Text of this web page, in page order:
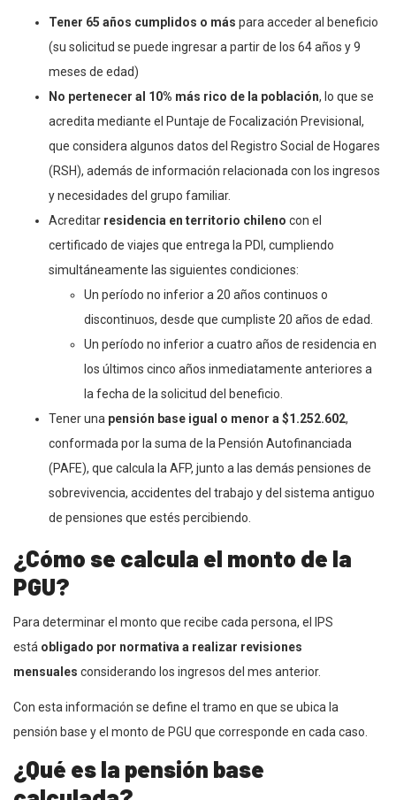
Tener 65 años cumplidos o más para acceder al beneficio
(su solicitud se puede ingresar a partir de los 64 años y 9
meses de edad)
No pertenecer al 10% más rico de la población, lo que se
acredita mediante el Puntaje de Focalización Previsional,
que considera algunos datos del Registro Social de Hogares
(RSH), además de información relacionada con los ingresos
y necesidades del grupo familiar.
Acreditar residencia en territorio chileno con el
certificado de viajes que entrega la PDI, cumpliendo
simultáneamente las siguientes condiciones:
Un período no inferior a 20 años continuos o
discontinuos, desde que cumpliste 20 años de edad.
Un período no inferior a cuatro años de residencia en
los últimos cinco años inmediatamente anteriores a
la fecha de la solicitud del beneficio.
Tener una pensión base igual o menor a $1.252.602,
conformada por la suma de la Pensión Autofinanciada
(PAFE), que calcula la AFP, junto a las demás pensiones de
sobrevivencia, accidentes del trabajo y del sistema antiguo
de pensiones que estés percibiendo.
¿Cómo se calcula el monto de la
PGU?
Para determinar el monto que recibe cada persona, el IPS
está obligado por normativa a realizar revisiones
mensuales considerando los ingresos del mes anterior.
Con esta información se define el tramo en que se ubica la
pensión base y el monto de PGU que corresponde en cada caso.
¿Qué es la pensión base